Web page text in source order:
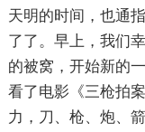
天明的时间，也通
了了。早上，我们
的被窝，开始新的
看了电影《三枪拍
力，刀、枪、炮、